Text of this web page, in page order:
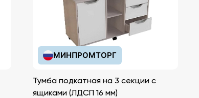
МИНПРОМТОРГ
Тумба подкатная на 3 секции с
ящиками (ЛДСП 16 мм)